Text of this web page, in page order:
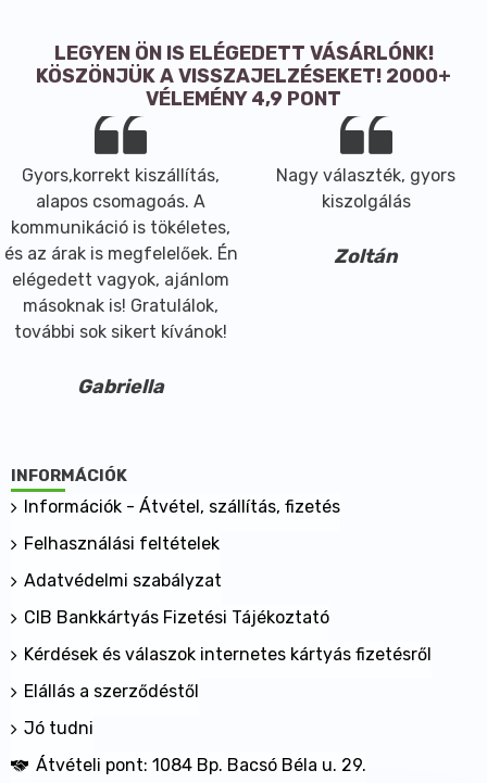
LEGYEN ÖN IS ELÉGEDETT VÁSÁRLÓNK!
KÖSZÖNJÜK A VISSZAJELZÉSEKET! 2000+
VÉLEMÉNY 4,9 PONT
Gyors,korrekt kiszállítás,
alapos csomagoás. A
kommunikáció is tökéletes,
és az árak is megfelelőek. Én
elégedett vagyok, ajánlom
másoknak is! Gratulálok,
további sok sikert kívánok!
Gabriella
Nagy választék, gyors
kiszolgálás
Zoltán
INFORMÁCIÓK
Információk - Átvétel, szállítás, fizetés
Felhasználási feltételek
Adatvédelmi szabályzat
CIB Bankkártyás Fizetési Tájékoztató
Kérdések és válaszok internetes kártyás fizetésről
Elállás a szerződéstől
Jó tudni
Átvételi pont: 1084 Bp. Bacsó Béla u. 29.